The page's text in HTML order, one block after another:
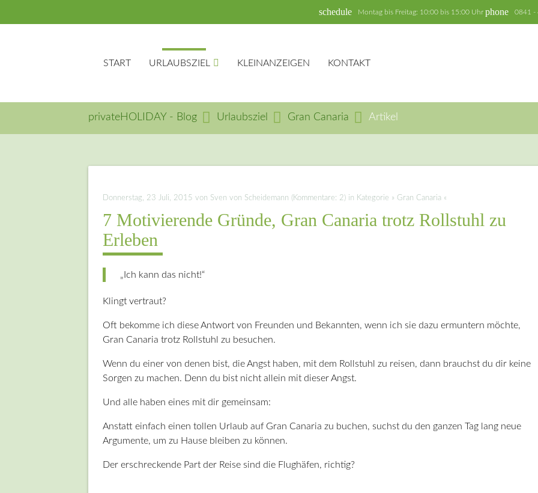
phone 0841 -
schedule Montag bis Freitag: 10:00 bis 15:00 Uhr
START URLAUBSZIEL KLEINANZEIGEN KONTAKT
Suchbegriffe
privateHOLIDAY - Blog Urlaubsziel Gran Canaria Artikel
Donnerstag, 23 Juli, 2015 von Sven von Scheidemann (Kommentare: 2) in Kategorie » Gran Canaria «
7 Motivierende Gründe, Gran Canaria trotz Rollstuhl zu
Erleben
„Ich kann das nicht!“
Klingt vertraut?
Oft bekomme ich diese Antwort von Freunden und Bekannten, wenn ich sie dazu ermuntern möchte,
Gran Canaria trotz Rollstuhl zu besuchen.
Wenn du einer von denen bist, die Angst haben, mit dem Rollstuhl zu reisen, dann brauchst du dir keine
Sorgen zu machen. Denn du bist nicht allein mit dieser Angst.
Und alle haben eines mit dir gemeinsam:
Anstatt einfach einen tollen Urlaub auf Gran Canaria zu buchen, suchst du den ganzen Tag lang neue
Argumente, um zu Hause bleiben zu können.
Der erschreckende Part der Reise sind die Flughäfen, richtig?